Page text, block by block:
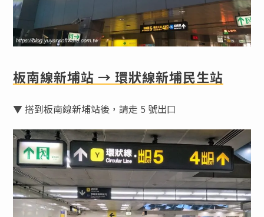
板南線新埔站 → 環狀線新埔民生站
▼ 搭到板南線新埔站後，請走 5 號出口